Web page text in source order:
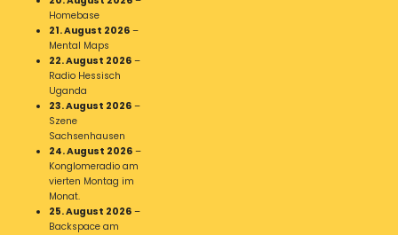
Homebase
21. August 2026 –
Mental Maps
22. August 2026 –
Radio Hessisch
Uganda
23. August 2026 –
Szene
Sachsenhausen
24. August 2026 –
Konglomeradio am
vierten Montag im
Monat.
25. August 2026 –
Backspace am